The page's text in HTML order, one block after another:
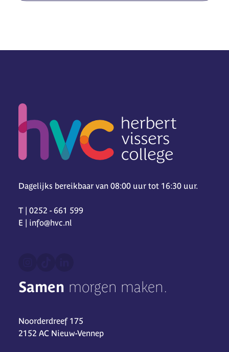
Dagelijks bereikbaar van 08:00 uur tot 16:30 uur.
T | 0252 - 661 599
E | info@hvc.nl
Samen morgen maken.
Noorderdreef 175
2152 AC Nieuw-Vennep